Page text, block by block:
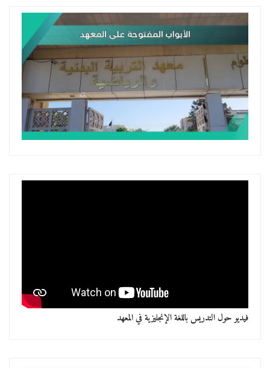
فيديو حول التدريس باللغة الإنجليزية في المعهد